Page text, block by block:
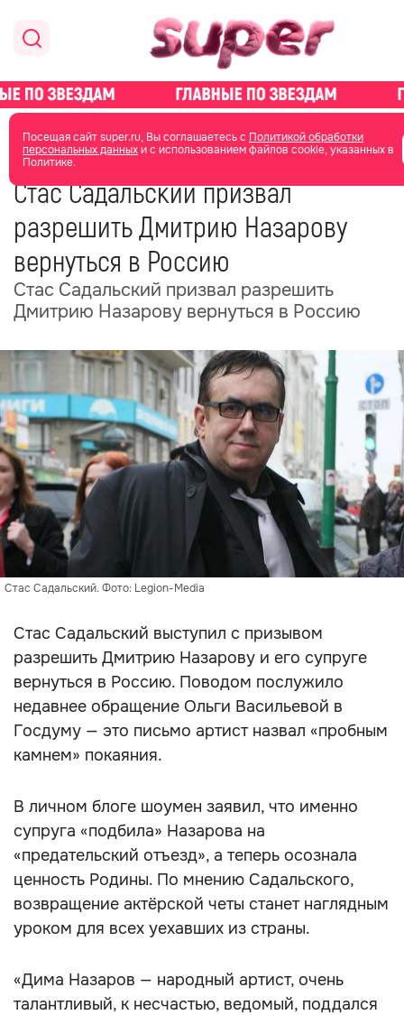
Посещая сайт super.ru, Вы соглашаетесь с Политикой обработки
персональных данныхи с использованием файлов cookie, указанных в
Политике.
главная новости о звездах новости
14 мая 14:00
Стас Садальский призвал
разрешить Дмитрию Назарову
вернуться в Россию
Стас Садальский призвал разрешить
Дмитрию Назарову вернуться в Россию
Стас Садальский. Фото: Legion-Media
Стас Садальский выступил с призывом
разрешить Дмитрию Назарову и его супруге
вернуться в Россию. Поводом послужило
недавнее обращение Ольги Васильевой в
Госдуму — это письмо артист назвал «пробным
камнем» покаяния.
В личном блоге шоумен заявил, что именно
супруга «подбила» Назарова на
«предательский отъезд», а теперь осознала
ценность Родины. По мнению Садальского,
возвращение актёрской четы станет наглядным
уроком для всех уехавших из страны.
«Дима Назаров — народный артист, очень
талантливый, к несчастью, ведомый, поддался